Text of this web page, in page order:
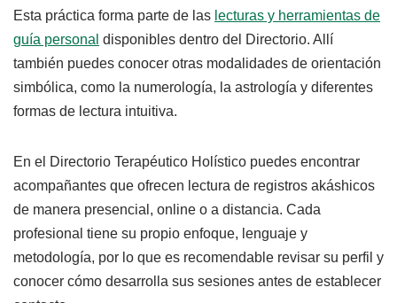
Esta práctica forma parte de las lecturas y herramientas de
guía personal disponibles dentro del Directorio. Allí
también puedes conocer otras modalidades de orientación
simbólica, como la numerología, la astrología y diferentes
formas de lectura intuitiva.
En el Directorio Terapéutico Holístico puedes encontrar
acompañantes que ofrecen lectura de registros akáshicos
de manera presencial, online o a distancia. Cada
profesional tiene su propio enfoque, lenguaje y
metodología, por lo que es recomendable revisar su perfil y
conocer cómo desarrolla sus sesiones antes de establecer